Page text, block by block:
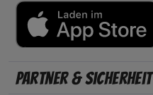
Partner & Sicherheit